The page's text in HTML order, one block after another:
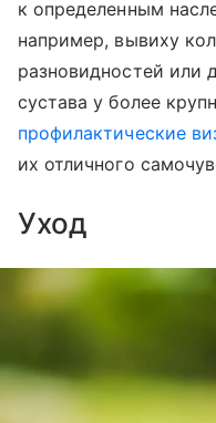
к определенным
например, вывиху
разновидностей или
сустава у более
профилактические
их отличного
Уход